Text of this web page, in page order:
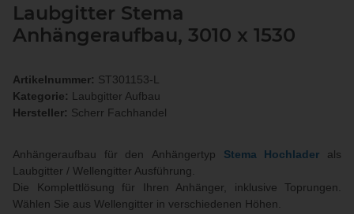
Laubgitter Stema
Anhängeraufbau, 3010 x 1530
Artikelnummer: ST301153-L
Kategorie: Laubgitter Aufbau
Hersteller: Scherr Fachhandel
Anhängeraufbau für den Anhängertyp Stema Hochlader als
Laubgitter / Wellengitter Ausführung.
Die Komplettlösung für Ihren Anhänger, inklusive Toprungen.
Wählen Sie aus Wellengitter in verschiedenen Höhen.